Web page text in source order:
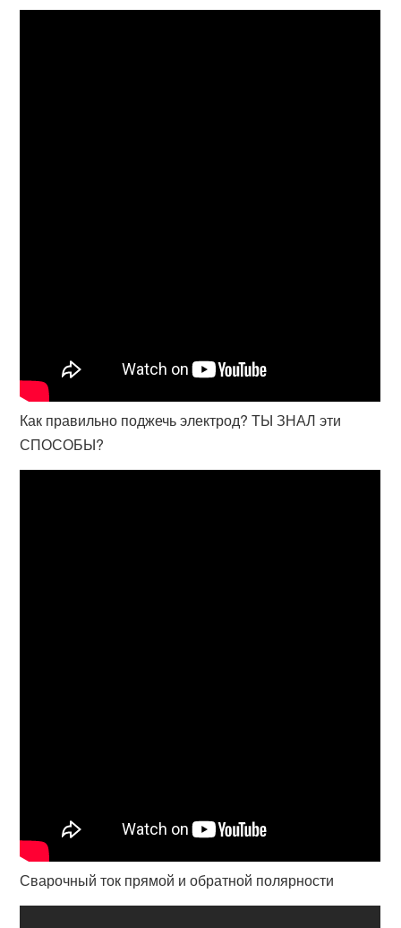
Как правильно поджечь электрод? ТЫ ЗНАЛ эти
СПОСОБЫ?
Сварочный ток прямой и обратной полярности